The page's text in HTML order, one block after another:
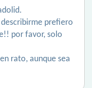
prefiero
por favor, solo
rato, aunque sea